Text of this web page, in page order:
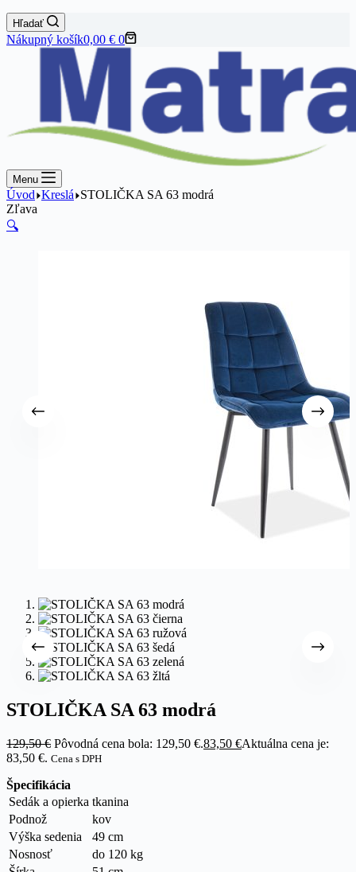
Hľadať
Nákupný košík0,00 € 0
Menu
Úvod Kreslá STOLIČKA SA 63 modrá
Zľava
🔍
STOLIČKA SA 63 modrá
129,50€ Pôvodná cena bola: 129,50 €.83,50 €Aktuálna cena je:
83,50 €. Cena s DPH
Špecifikácia
Sedák a opierka tkanina
Podnož
kov
Výška sedenia
49 cm
Nosnosť
do 120 kg